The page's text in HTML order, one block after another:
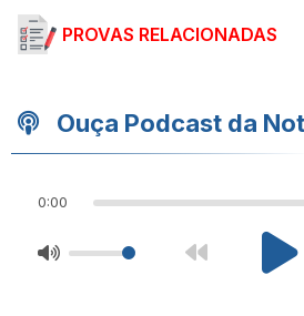
PROVAS RELACIONADAS
Ouça Podcast da
0:00